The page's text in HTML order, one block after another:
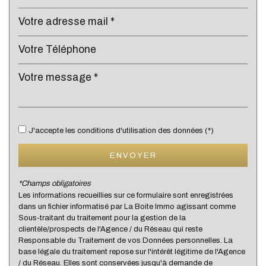
Enseignement supérieur
Lycée
statistiques
Nous n'avons pas pu déterminer de statistiques pour
cette ville
J'accepte les conditions d'utilisation des données (*)
ENVOYER
*Champs obligatoires
Les informations recueillies sur ce formulaire sont enregistrées
dans un fichier informatisé par La Boite Immo agissant comme
Sous-traitant du traitement pour la gestion de la
clientèle/prospects de l'Agence / du Réseau qui reste
Responsable du Traitement de vos Données personnelles. La
base légale du traitement repose sur l'intérêt légitime de l'Agence
/ du Réseau. Elles sont conservées jusqu'à demande de